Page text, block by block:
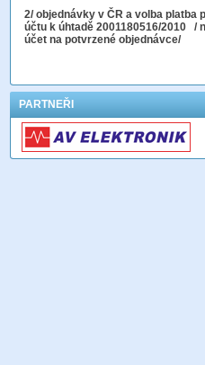
2/ objednávky v ČR a volba platba
účtu k úhtadě 2001180516/2010 /
účet na potvrzené objednávce/
PARTNEŘI